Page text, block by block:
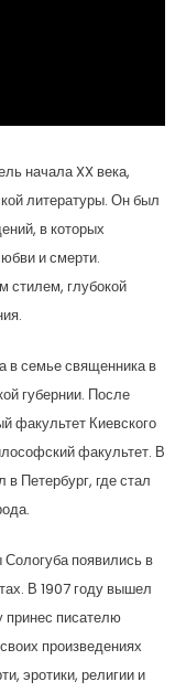
начала XX века,
литературы. Он был
в которых
и смерти.
стилем, глубокой
в семье священника в
губернии. После
факультет Киевского
факультет. В
Петербург, где стал
появились в
В 1907 году вышел
принес писателю
произведениях
эротики, религии и